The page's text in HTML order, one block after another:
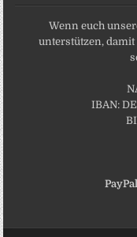
Wenn euch
unterstützen,
IBAN: